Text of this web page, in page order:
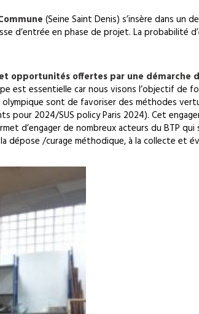
(Seine Saint Denis) s’insère dans un
d’entrée en phase de projet. La
opportunités offertes par une démarche
essentielle car nous visons l’objectif de
sont de favoriser des méthodes
pour 2024/SUS policy Paris 2024). Cet
d’engager de nombreux acteurs du BTP
dépose /curage méthodique, à la collecte et